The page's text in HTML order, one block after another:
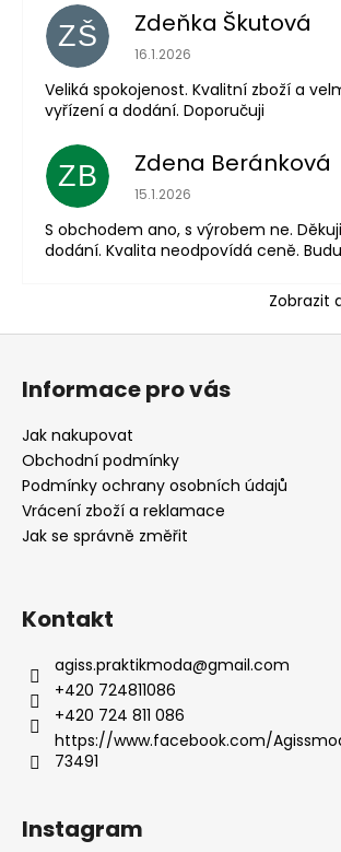
ZŠ Zdeňka Škutová
Hodnocení obchodu je 5 z
16.1.2026
Veliká spokojenost. Kvalitní zboží a
vyřízení a dodání. Doporučuji
ZB Zdena Beránková
Hodnocení obchodu je 1 z 5
15.1.2026
S obchodem ano, s výrobem ne.
dodání. Kvalita neodpovídá ceně.
Zobrazit
Z
Informace pro vás
Jak nakupovat
Obchodní podmínky
Podmínky ochrany osobních údajů
Vrácení zboží a reklamace
Jak se správně změřit
Kontakt
agiss.praktikmoda@gmail.com
+420 724811086
+420 724 811 086
https://www.facebook.com/
73491
Instagram